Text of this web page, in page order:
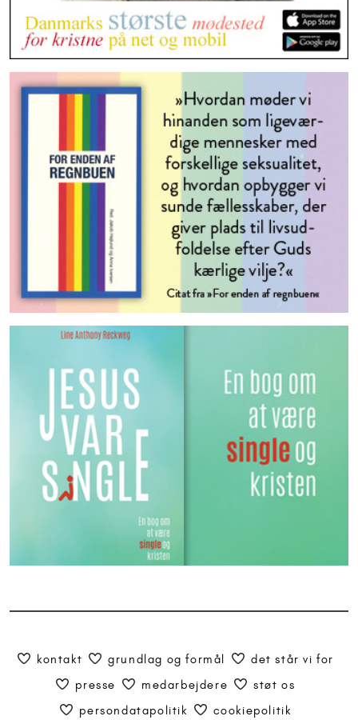
kontakt grundlag og formål
det står vi for
presse
medarbejdere
støt os
persondatapolitik
cookiepolitik